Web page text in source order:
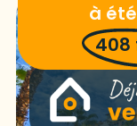
à
408